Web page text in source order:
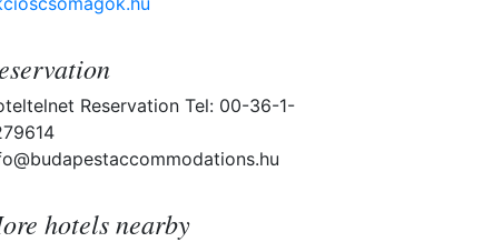
Reservation Tel: 00-36-1-
hotels nearby